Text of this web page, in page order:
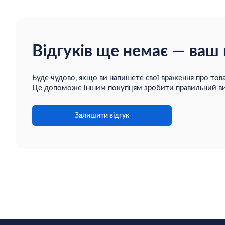
Відгуків ще немає —
Буде чудово, якщо ви напишете свої враження про
Це допоможе іншим покупцям зробити правильний
Залишити відгук